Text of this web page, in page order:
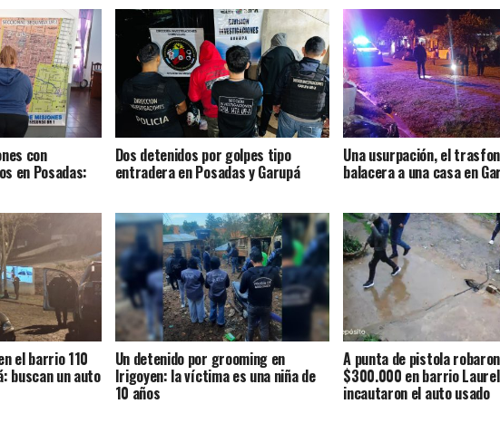
con
en Posadas:
Dos detenidos por golpes tipo
entradera en Posadas y Garupá
Una usurpación, el
balacera a una casa en
el barrio 110
buscan un auto
Un detenido por grooming en
Irigoyen: la víctima es una niña de
10 años
A punta de pistola robaron
$300.000 en barrio
incautaron el auto usado